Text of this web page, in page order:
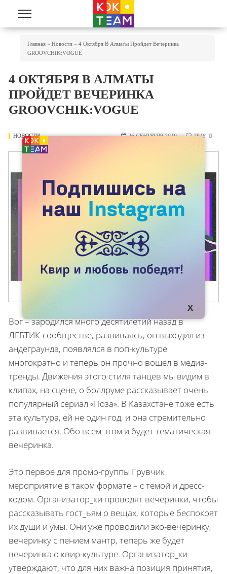
Перейти к основному содержанию
Главная » Новости » 4 Октября В Алматы Пройдет Вечеринка
GROOVCHIK:VOGUE
4 ОКТЯБРЯ В АЛМАТЫ
ПРОЙДЕТ ВЕЧЕРИНКА
GROOVCHIK:VOGUE
НОВОСТИ 26 СЕНТЯБРЯ 2019 2918 
Вог – зародился много десятилетий назад в
ЛГБТИК-сообществе, развиваясь, он выходил из
андеграунда, появлялся в поп-культуре
многократно и теперь он прочно вошел в медиа-
тренды. Движения этого стиля танцев мы видим в
клипах, на сцене, о боллруме рассказывает очень
популярный сериал «Поза». В Казахстане тоже есть
эта культура, ей не один год, и она стремительно
развивается. Обо всем этом и будет тематическая
вечеринка.
Это первое для промо-группы Грувчик
мероприятие в таком формате – с темой и дресс-
кодом. Организатор_ки проводят вечеринки, чтобы
рассказывать гост_ьям о вещах, которые беспокоят
их души и умы. Они уже проводили эко-вечеринку,
вечеринку с пением мантр, теперь же будет
вечеринка о квир-культуре. Организатор_ки
утверждают, что для них важна позиция принятия,